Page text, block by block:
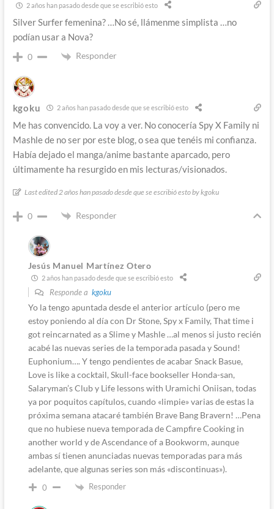
2 años han pasado desde que se escribió esto
Silver Surfer femenina? …No sé, llámenme simplista …no
podían usar a Nova?
0 Responder
kgoku 2 años han pasado desde que se escribió esto
Me has convencido. La voy a ver. No conocería Spy X Family ni
Mashle de no ser por este blog, o sea que tenéis mi confianza.
Había dejado el manga/anime bastante aparcado, pero
últimamente ha resurgido en mis lecturas/visionados.
Last edited 2 años han pasado desde que se escribió esto by kgoku
0 Responder
Jesús Manuel Martínez Otero
2 años han pasado desde que se escribió esto
Responde a kgoku
Yo la tengo apuntada desde el anterior artículo (pero me
estoy poniendo al día con Dr Stone, Spy x Family, That time i
got reincarnated as a Slime y Mashle …al menos si justo recién
acabé las nuevas series de la temporada pasada y Sound!
Euphonium…. Y tengo pendientes de acabar Snack Basue,
Love is like a cocktail, Skull-face bookseller Honda-san,
Salaryman’s Club y Life lessons with Uramichi Oniisan, todas
ya por poquitos capítulos, cuando «limpie» varias de estas la
próxima semana atacaré también Brave Bang Bravern! …Pena
que no hubiese nueva temporada de Campfire Cooking in
another world y de Ascendance of a Bookworm, aunque
ambas sí tienen anunciadas nuevas temporadas para más
adelante, que algunas series son más «discontinuas»).
0 Responder